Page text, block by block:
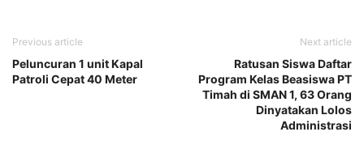
Previous article
Peluncuran 1 unit Kapal
Patroli Cepat 40 Meter
Next article
Ratusan Siswa Daftar
Program Kelas Beasiswa PT
Timah di SMAN 1, 63 Orang
Dinyatakan Lolos
Administrasi